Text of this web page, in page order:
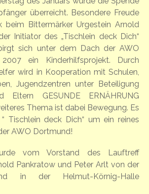
überreicht. Besondere Freude
beim Bittermärker Urgestein Arnold
Initiator des „Tischlein deck Dich“
sich unter dem Dach der AWO
ein Kinderhilfsprojekt. Durch
wird in Kooperation mit Schulen,
Jugendzentren unter Beteiligung
GESUNDE ERNÄHRUNG
Thema ist dabei Bewegung. Es
Tischlein deck Dich“ um ein reines
AWO Dortmund!
vom Vorstand des Lauftreff
Pankratow und Peter Arlt von der
in der Helmut-Körnig-Halle